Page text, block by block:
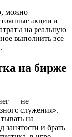
можно
акции и
на реальную
выполнить все
на бирже
— не
служения».
на
занятости и брать